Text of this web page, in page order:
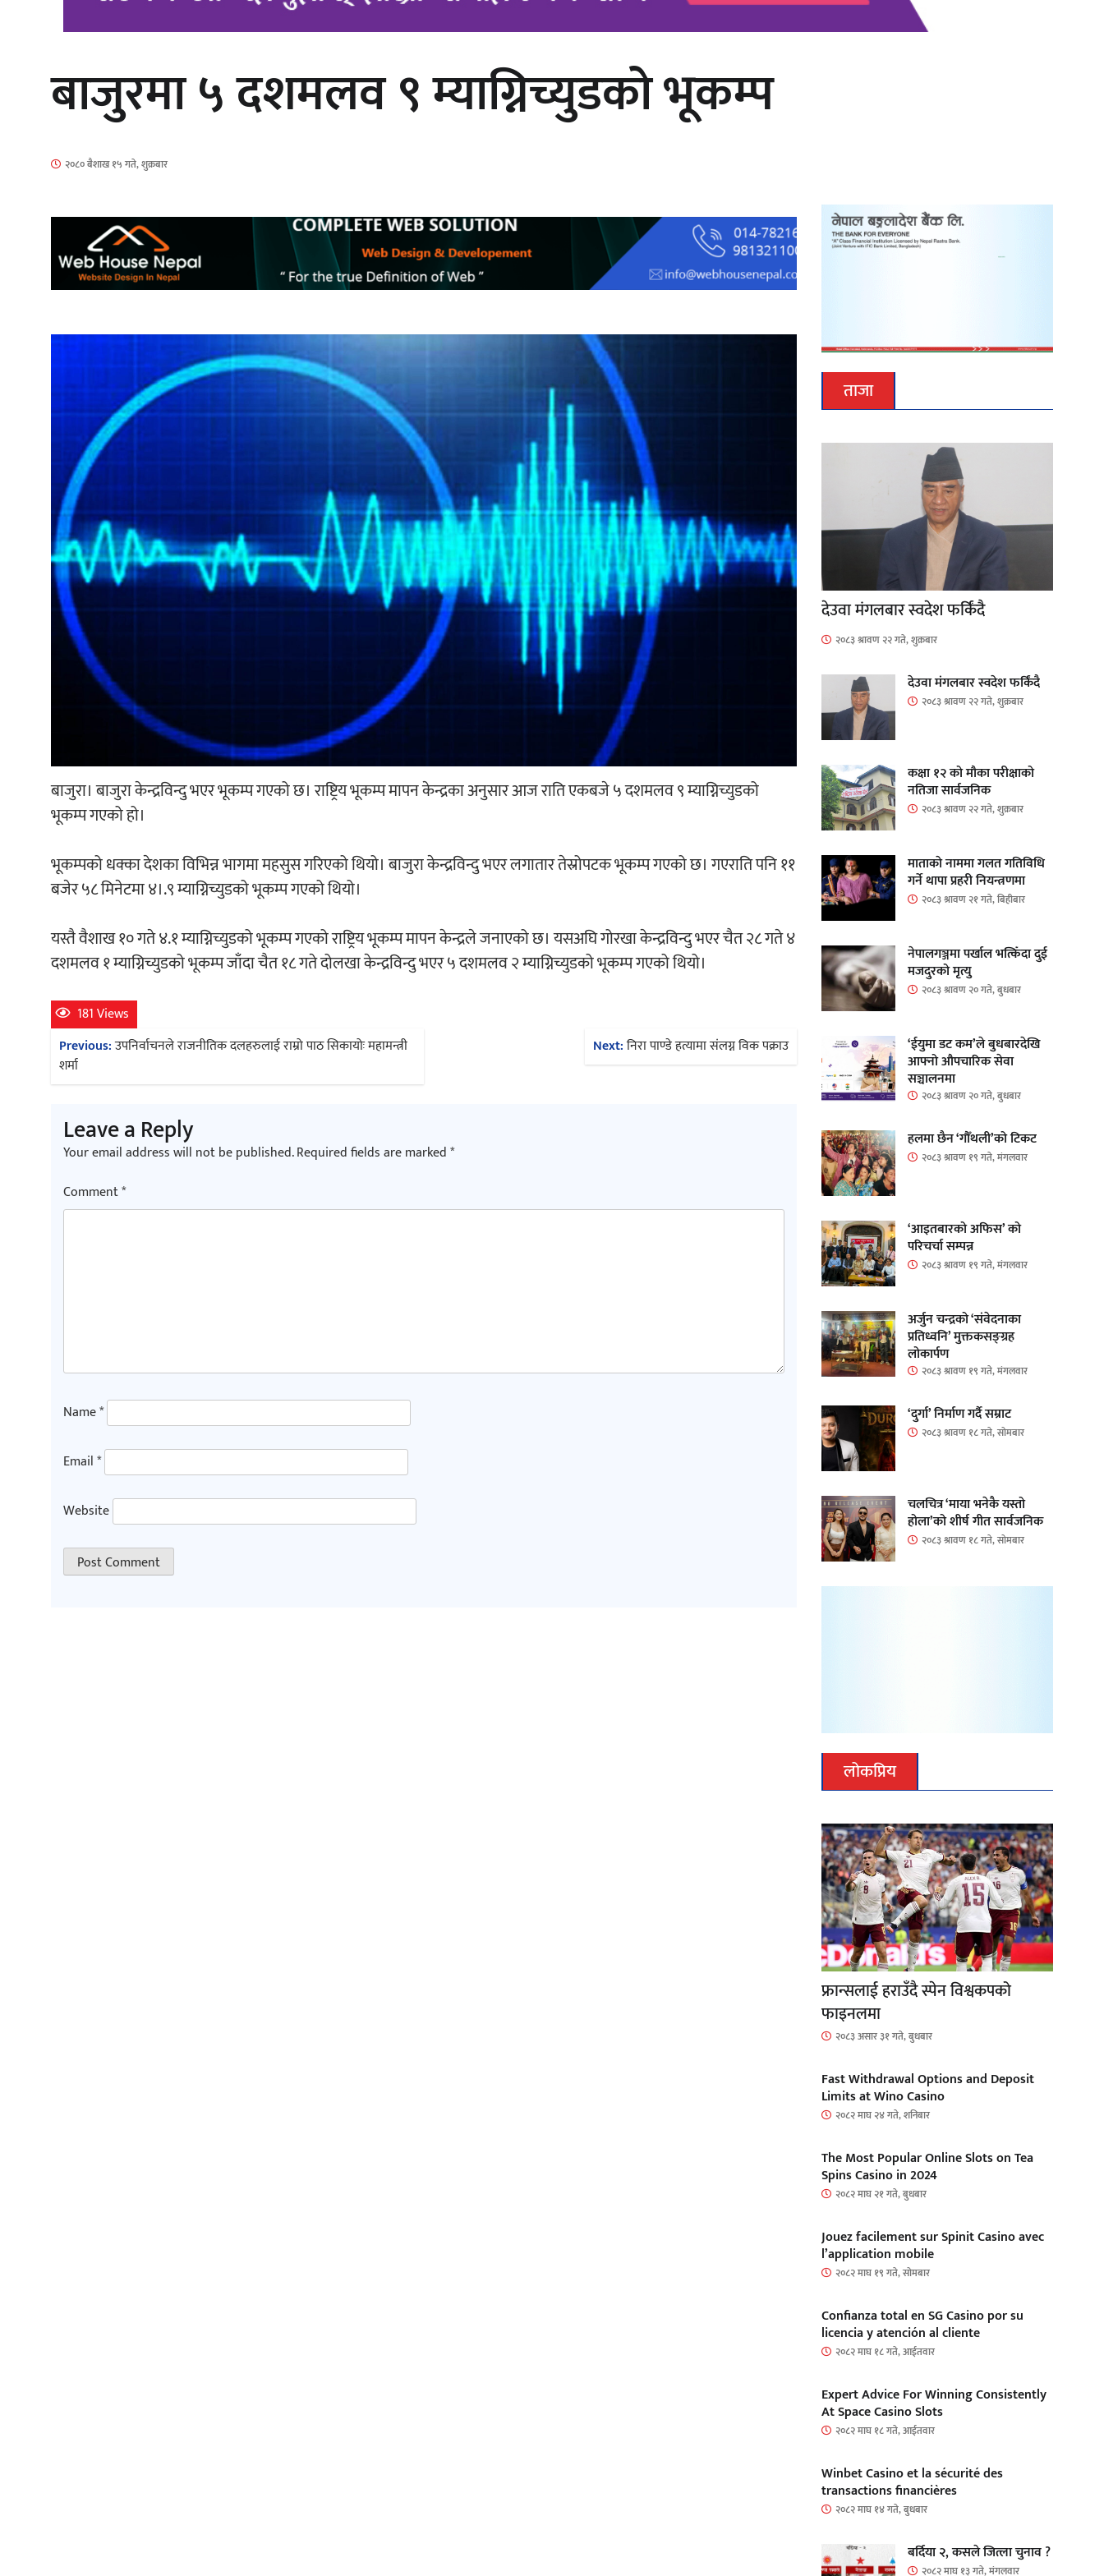
‘आइतबारको अफिस’ को परिचर्चा सम्पन्न
अर्जुन चन्द्रको ‘संवेदनाका प्रतिध्वनि’
मुक्तकसङ्ग्रह लोकार्पण
चलचित्र ‘माया भनेकै यस्तो होला’को शीर्ष
गीत सार्वजनिक
बाजुरमा ५ दशमलव ९ म्याग्निच्युडको भूकम्प
२०८० बैशाख १५ गते, शुक्रबार
बाजुरा। बाजुरा केन्द्रविन्दु भएर भूकम्प गएको छ। राष्ट्रिय भूकम्प मापन केन्द्रका अनुसार आज राति एकबजे ५ दशमलव ९ म्याग्निच्युडको
भूकम्प गएको हो।
भूकम्पको धक्का देशका विभिन्न भागमा महसुस गरिएको थियो। बाजुरा केन्द्रविन्दु भएर लगातार तेस्रोपटक भूकम्प गएको छ। गएराति पनि ११
बजेर ५८ मिनेटमा ४।.९ म्याग्निच्युडको भूकम्प गएको थियो।
यस्तै वैशाख १० गते ४.१ म्याग्निच्युडको भूकम्प गएको राष्ट्रिय भूकम्प मापन केन्द्रले जनाएको छ। यसअघि गोरखा केन्द्रविन्दु भएर चैत २८ गते ४
दशमलव १ म्याग्निच्युडको भूकम्प जाँदा चैत १८ गते दोलखा केन्द्रविन्दु भएर ५ दशमलव २ म्याग्निच्युडको भूकम्प गएको थियो।
181 Views
Post
navigation
Previous:उपनिर्वाचनले राजनीतिक दलहरुलाई राम्रो पाठ सिकायोः महामन्त्री
शर्मा
Next:निरा पाण्डे हत्यामा संलग्न विक पक्राउ
Leave a Reply
Your email address will not be published.Required fields are marked*
Comment*
Name*
Email*
Website
ताजा
देउवा मंगलबार स्वदेश फर्किंदै
२०८३ श्रावण २२ गते, शुक्रबार
देउवा मंगलबार स्वदेश फर्किंदै
२०८३ श्रावण २२ गते, शुक्रबार
कक्षा १२ को मौका परीक्षाको
नतिजा सार्वजनिक
२०८३ श्रावण २२ गते, शुक्रबार
माताकाे नाममा गलत गतिविधि
गर्ने थापा प्रहरी नियन्त्रणमा
२०८३ श्रावण २१ गते, बिहीबार
नेपालगञ्जमा पर्खाल भत्किँदा दुई
मजदुरको मृत्यु
२०८३ श्रावण २० गते, बुधबार
‘ईयुमा डट कम’ले बुधबारदेखि
आफ्नो औपचारिक सेवा
सञ्चालनमा
२०८३ श्रावण २० गते, बुधबार
हलमा छैन ‘गौँथली’को टिकट
२०८३ श्रावण १९ गते, मंगलवार
‘आइतबारको अफिस’ को
परिचर्चा सम्पन्न
२०८३ श्रावण १९ गते, मंगलवार
अर्जुन चन्द्रको ‘संवेदनाका
प्रतिध्वनि’ मुक्तकसङ्ग्रह
लोकार्पण
२०८३ श्रावण १९ गते, मंगलवार
‘दुर्गा’ निर्माण गर्दै सम्राट
२०८३ श्रावण १८ गते, सोमबार
चलचित्र ‘माया भनेकै यस्तो
होला’को शीर्ष गीत सार्वजनिक
२०८३ श्रावण १८ गते, सोमबार
लोकप्रिय
फ्रान्सलाई हराउँदै स्पेन विश्वकपको
फाइनलमा
२०८३ असार ३१ गते, बुधबार
Fast Withdrawal Options and Deposit
Limits at Wino Casino
२०८२ माघ २४ गते, शनिबार
The Most Popular Online Slots on Tea
Spins Casino in 2024
२०८२ माघ २१ गते, बुधबार
Jouez facilement sur Spinit Casino avec
l’application mobile
२०८२ माघ १९ गते, सोमबार
Confianza total en SG Casino por su
licencia y atención al cliente
२०८२ माघ १८ गते, आईतवार
Expert Advice For Winning Consistently
At Space Casino Slots
२०८२ माघ १८ गते, आईतवार
Winbet Casino et la sécurité des
transactions financières
२०८२ माघ १४ गते, बुधबार
बर्दिया २, कसले जित्ला चुनाव ?
२०८२ माघ १३ गते, मंगलवार